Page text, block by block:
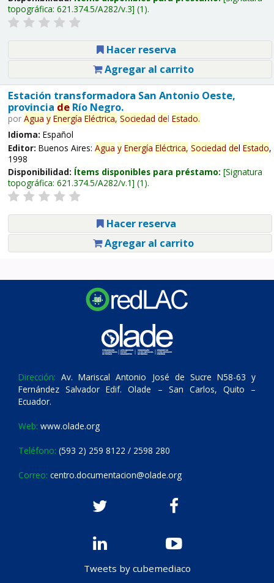
topográfica: 621.374.5/A282/v.3 (1).
Hacer reserva
Agregar al carrito
Estación transformadora San Antonio Oeste,
provincia deRío Negro.
por Agua y Energía Eléctrica, Sociedad del Estado.
Idioma: Español
Editor: Buenos Aires: Agua y Energía Eléctrica, Sociedad del Estado,
1998
Disponibilidad: Ítems disponibles para préstamo: Signatura
topográfica: 621.374.5/A282/v.1 (1).
Hacer reserva
Agregar al carrito
Dirección: Av. Mariscal Antonio José de Sucre N58-63 y
Fernández Salvador Edif. Olade – San Carlos, Quito –
Ecuador.
Web: www.olade.org
Teléfono: (593 2) 259 8122 / 2598 280
Correo: centro.documentacion@olade.org
Tweets by cubemediaco